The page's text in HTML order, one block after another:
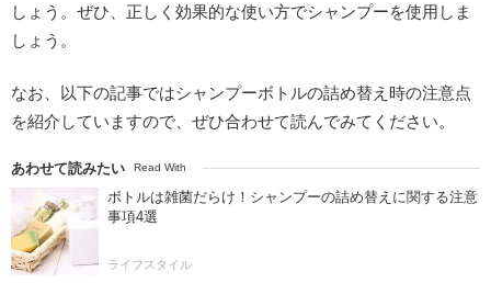
しょう。ぜひ、正しく効果的な使い方でシャンプーを使用しま
しょう。
なお、以下の記事ではシャンプーボトルの詰め替え時の注意点
を紹介していますので、ぜひ合わせて読んでみてください。
あわせて読みたい Read With
ボトルは雑菌だらけ！シャンプーの詰め替えに関する注意
事項4選
ライフスタイル